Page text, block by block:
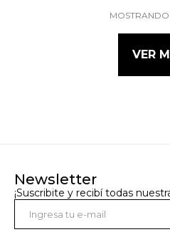
MOSTRANDO
VER
Newsletter
¡Suscribite y recibí todas